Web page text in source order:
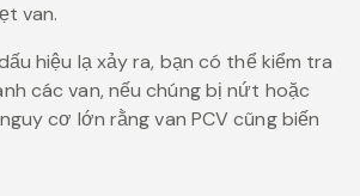
van.
hiệu lạ xảy ra, bạn có thể kiểm tra
các van, nếu chúng bị nứt hoặc
cơ lớn rằng van PCV cũng biến